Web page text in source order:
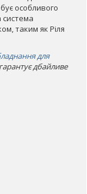
особливого
система
таким як Ріля
для
дбайливе